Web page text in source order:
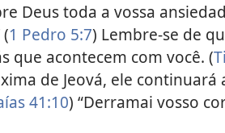
Deus toda a vossa
1 Pedro 5:7) Lembre-se de
que acontecem com você. (
de Jeová, ele continuará
41:10) “Derramai vosso